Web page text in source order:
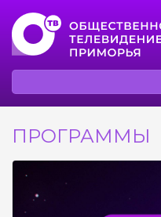
ПРОГРАММЫ